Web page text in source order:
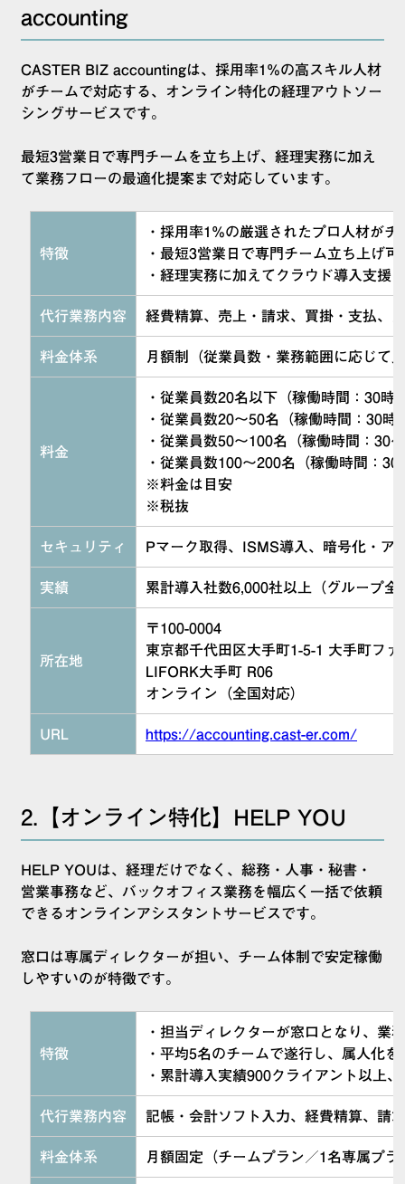
accounting
CASTER BIZ accountingは、採用率1%の高スキル人材
がチームで対応する、オンライン特化の経理アウトソー
シングサービスです。
最短3営業日で専門チームを立ち上げ、経理実務に加え
て業務フローの最適化提案まで対応しています。
特徴
・採用率1%の厳選されたプロ人材がチ
・最短3営業日で専門チーム立ち上げ可
・経理実務に加えてクラウド導入支援
代行業務内容 経費精算、売上・請求、買掛・支払、
料金体系 月額制（従業員数・業務範囲に応じて
料金
・従業員数20名以下（稼働時間：30時
・従業員数20〜50名（稼働時間：30
・従業員数50〜100名（稼働時間：30
・従業員数100〜200名（稼働時間：
※料金は目安
※税抜
セキュリティ Pマーク取得、ISMS導入、暗号化・ア
実績 累計導入社数6,000社以上（グループ全
所在地
〒100-0004
東京都千代田区大手町1-5-1 大手町フ
LIFORK大手町 R06
オンライン（全国対応）
URL https://accounting.cast-er.com/
2.【オンライン特化】HELP YOU
HELP YOUは、経理だけでなく、総務・人事・秘書・
営業事務など、バックオフィス業務を幅広く一括で依頼
できるオンラインアシスタントサービスです。
窓口は専属ディレクターが担い、チーム体制で安定稼働
しやすいのが特徴です。
特徴
・担当ディレクターが窓口となり、業
・平均5名のチームで遂行し、属人化
・累計導入実績900クライアント以上
代行業務内容 記帳・会計ソフト入力、経費精算、請
料金体系 月額固定（チームプラン／1名専属プラ